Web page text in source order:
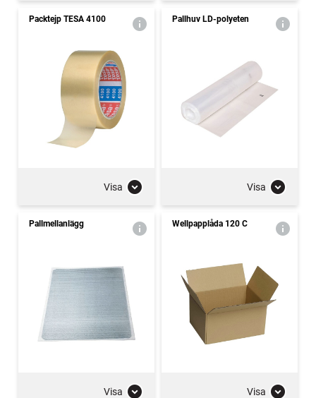
Packtejp TESA 4100
Visa
Pallhuv LD-polyeten
Visa
Pallmellanlägg
Visa
Wellpapplåda 120 C
Visa